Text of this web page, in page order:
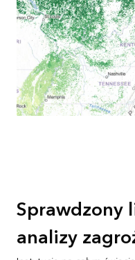
Sprawdzony
analizy